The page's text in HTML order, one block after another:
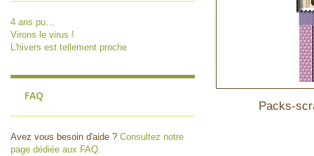
4 ans pu…
Virons le virus !
L'hivers est tellement proche
FAQ
Avez vous besoin d'aide ? Consultez notre
page dédiée aux FAQ.
Packs-